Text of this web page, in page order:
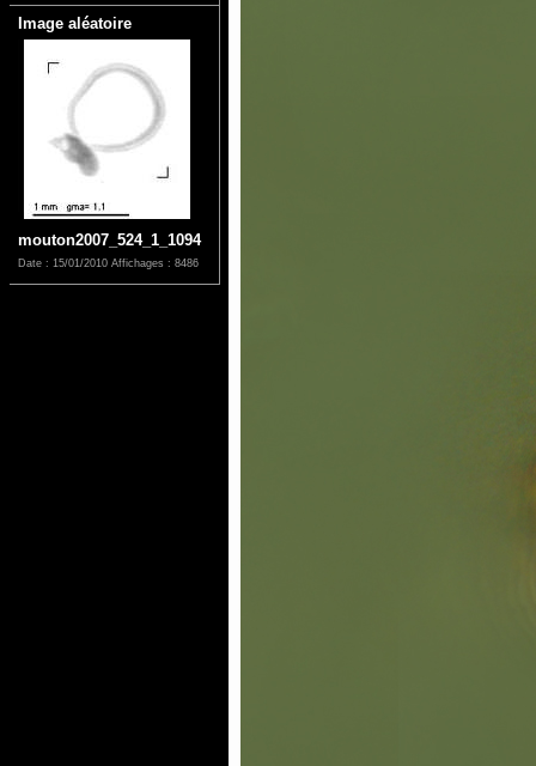
Image aléatoire
mouton2007_524_1_1094
Date : 15/01/2010 Affichages : 8486